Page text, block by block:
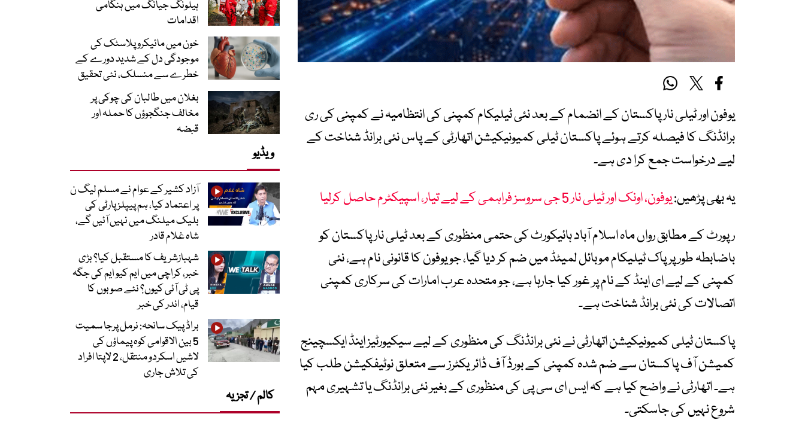
یوفون اور ٹیلی نار پاکستان کے انضمام کے بعد نئی ٹیلیکام کمپنی کی انتظامیہ نے کمپنی کی ری
برانڈنگ کا فیصلہ کرتے ہوئے پاکستان ٹیلی کمیونیکیشن اتھارٹی کے پاس نئی برانڈ شناخت کے
لیے درخواست جمع کرا دی ہے۔
یہ بھی پڑھیں:یوفون، اونک اور ٹیلی نار 5 جی سروسز فراہمی کے لیے تیار، اسپیکٹرم حاصل کرلیا
رپورٹ کے مطابق رواں ماہ اسلام آباد ہائیکورٹ کی حتمی منظوری کے بعد ٹیلی نار پاکستان کو
باضابطہ طور پر پاک ٹیلیکام موبائل لمیٹڈ میں ضم کر دیا گیا، جو یوفون کا قانونی نام ہے، نئی
کمپنی کے لیے ای اینڈ کے نام پر غور کیا جارہا ہے، جو متحدہ عرب امارات کی سرکاری کمپنی
اتصالات کی نئی برانڈ شناخت ہے۔
پاکستان ٹیلی کمیونیکیشن اتھارٹی نے نئی برانڈنگ کی منظوری کے لیے سیکیورٹیز اینڈ ایکسچینج
کمیشن آف پاکستان سے ضم شدہ کمپنی کے بورڈ آف ڈائریکٹرز سے متعلق نوٹیفکیشن طلب کیا
ہے۔ اتھارٹی نے واضح کیا ہے کہ ایس ای سی پی کی منظوری کے بغیر نئی برانڈنگ یا تشہیری مہم
شروع نہیں کی جاسکتی۔
ہیلونگ جیانگ میں ہنگامی
اقدامات
خون میں مائیکرو پلاسٹک کی
موجودگی دل کے شدید دورے کے
خطرے سے منسلک، نئی تحقیق
بغلان میں طالبان کی چوکی پر
مخالف جنگجوؤں کا حملہ اور
قبضہ
ویڈیو
آزاد کشیر کے عوام نے مسلم لیگ ن
پر اعتماد کیا، ہم پیپلز پارٹی کی
بلیک میلنگ میں نہیں آئیں گے،
شاہ غلام قادر
شہبازشریف کا مستقبل کیا؟ بڑی
خبر، کراچی میں ایم کیو ایم کی جگہ
پی ٹی آئی کیوں؟ نئے صوبوں کا
قیام، اندر کی خبر
براڈ پیک سانحہ: نرمل پرجا سمیت
5 بین الاقوامی کوہ پیماؤں کی
لاشیں اسکردو منتقل، 2 لاپتا افراد
کی تلاش جاری
کالم / تجزیہ